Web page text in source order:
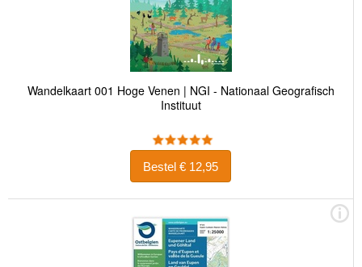
Wandelkaart 001 Hoge Venen | NGI - Nationaal Geografisch
Instituut
Bestel € 12,95